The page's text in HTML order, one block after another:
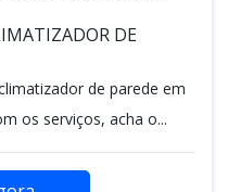
DE
de parede em
os serviços, acha o...